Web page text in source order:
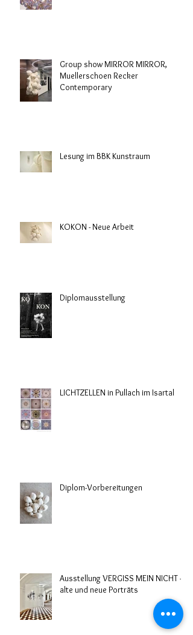
Group show MIRROR MIRROR,
Muellerschoen Recker
Contemporary
Lesung im BBK Kunstraum
KOKON - Neue Arbeit
Diplomausstellung
LICHTZELLEN in Pullach im Isartal
Diplom-Vorbereitungen
Ausstellung VERGISS MEIN NICHT -
alte und neue Porträts